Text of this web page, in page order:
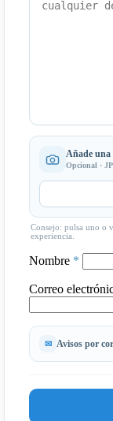
Añade una
Opcional ·
Consejo: pulsa uno o
experiencia.
Nombre *
Correo
Avisos por